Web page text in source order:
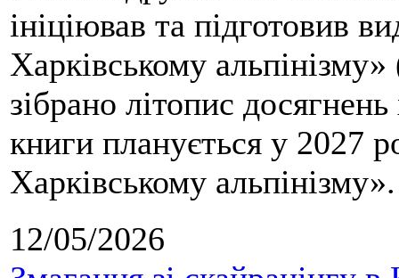
ініціював та підготовив
Харківському
зібрано літопис
книги планується у 2027
Харківському альпінізму».
12/05/2026